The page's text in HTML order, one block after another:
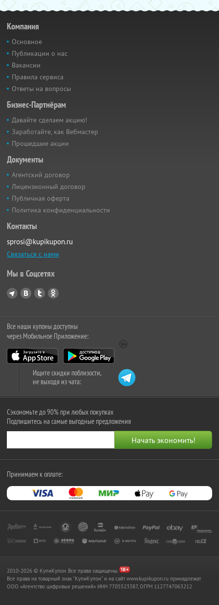
Компания
Основное
Публикации о нас
Вакансии
Правила сервиса
Ответы на вопросы
Бизнес-Партнёрам
Давайте сделаем акцию!
Заработайте, как Вебмастер
Прошедшие акции
Документы
Агентский договор
Лицензионный договор
Публичная оферта
Политика конфиденциальности
Контакты
sprosi@kupikupon.ru
Связаться с нами
Мы в Соцсетях
Все наши купоны доступны
через Мобильное Приложение:
Ищите скидки поблизости,
не выходя из чата:
Сэкономьте до 90% при любых покупках
Подпишитесь на самые выгодные предложения
Принимаем к оплате:
2010-2026 © КупиКупон. Все права защищены.
Все права на товарный знак "КупиКупон" и на сайт www.kupikupon.ru принадлежат
OOO «Агентство цифровых решений» ИНН 7705523387, ОГРН 1127747063212